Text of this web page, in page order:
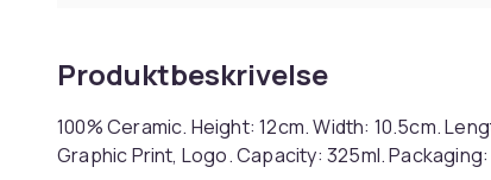
Produktbeskrivelse
100% Ceramic. Height: 12cm. Width: 10.5cm.
Graphic Print, Logo. Capacity: 325ml.